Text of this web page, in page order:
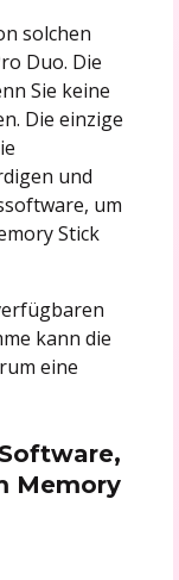
solchen
Duo. Die
Sie keine
Die einzige
und
um
Stick
kann die
eine
Memory